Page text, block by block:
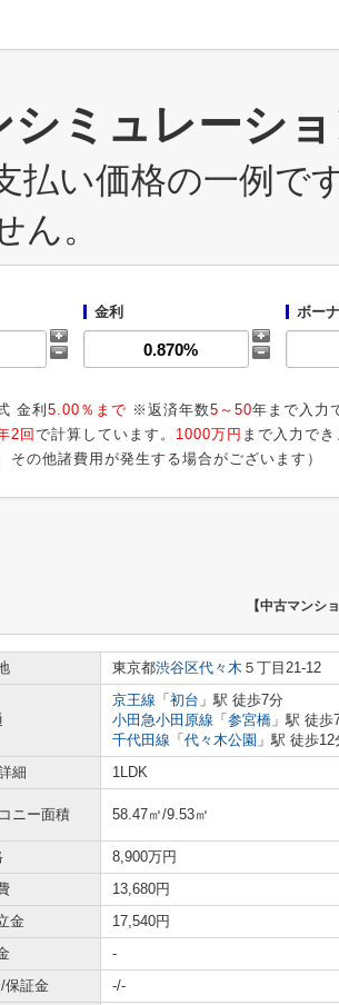
シミュレーシ
払い価格の一例で
ん。
金利 ボー
金利 5.00％まで ※返済年数5～50年まで入力
2回 で計算しています。 1000万円 まで入力で
その他諸費用が発生する場合がございます）
【中古マンシ
東京都渋谷区代々木 ５丁目21-12
京王線 「 初台 」駅 徒歩7分
小田急小田原線 「 参宮橋 」駅 徒歩
千代田線 「 代々木公園 」駅 徒歩12
細
1LDK
ニー面積 58.47㎡/9.53㎡
8,900万円
13,680円
金
17,540円
-
保証金
-/-